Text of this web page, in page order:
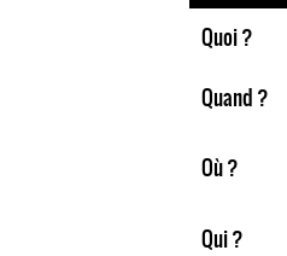
Quoi ?
Quand ?
Où ?
Qui ?